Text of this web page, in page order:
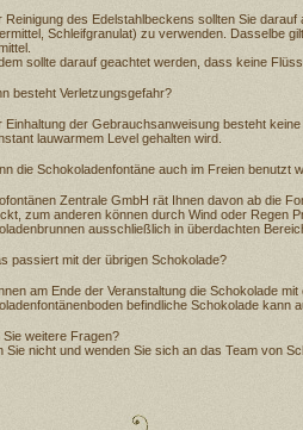
Reinigung des Edelstahlbeckens sollten Sie
Schleifgranulat) zu verwenden. Dasselbe
sollte darauf geachtet werden, dass keine
besteht Verletzungsgefahr?
Einhaltung der Gebrauchsanweisung besteht
lauwarmem Level gehalten wird.
die Schokoladenfontäne auch im Freien benutzt
Zentrale GmbH rät Ihnen davon ab die
zum anderen können durch Wind oder Regen
ausschließlich in überdachten
passiert mit der übrigen Schokolade?
am Ende der Veranstaltung die Schokolade
befindliche Schokolade kann
Sie weitere Fragen?
Sie nicht und wenden Sie sich an das Team von